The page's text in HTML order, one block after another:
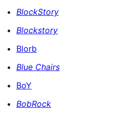
BlockStory
Blockstory
Blorb
Blue Chairs
BoY
BobRock